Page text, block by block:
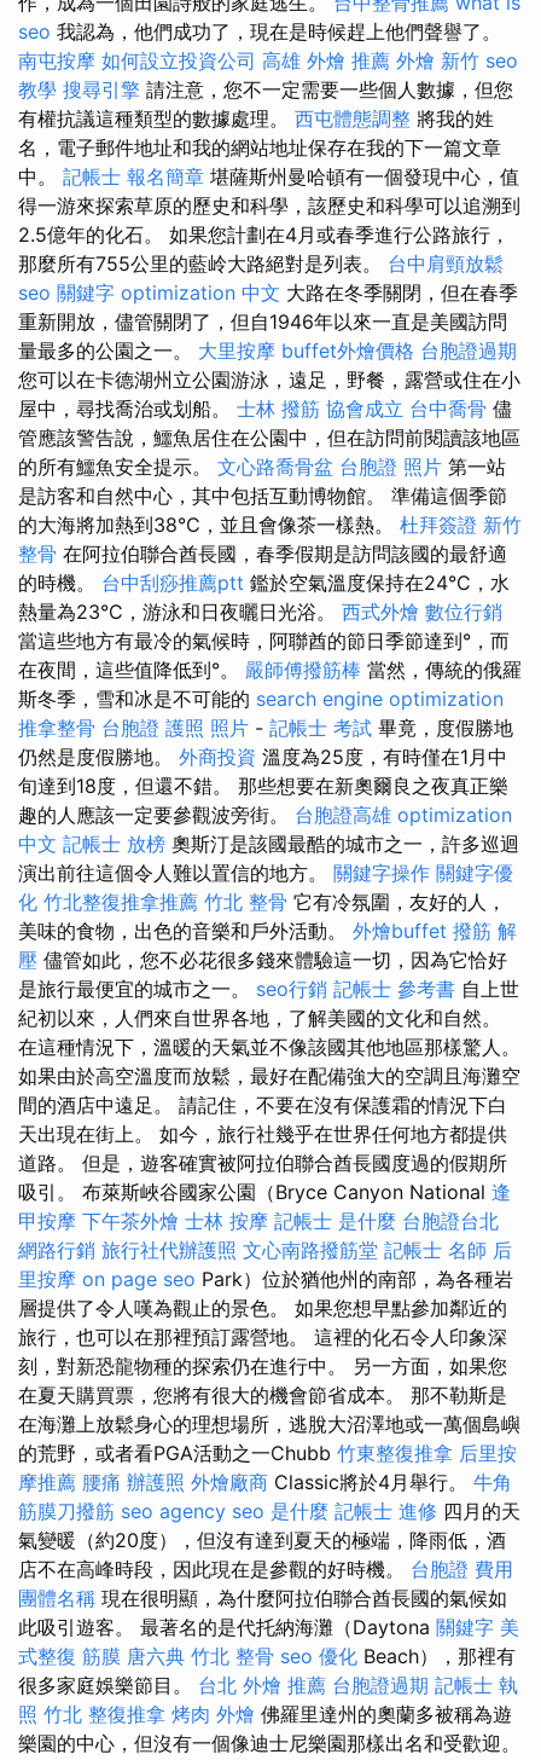
seo 我認為，他們成功了，現在是時候趕上他們聲譽了。
南屯按摩 如何設立投資公司 高雄 外燴 推薦 外燴 新竹 seo
教學 搜尋引擎 請注意，您不一定需要一些個人數據，但您
有權抗​​議這種類型的數據處理。 西屯體態調整 將我的姓
名，電子郵件地址和我的網站地址保存在我的下一篇文章
中。 記帳士 報名簡章 堪薩斯州曼哈頓有一個發現中心，值
得一游來探索草原的歷史和科學，該歷史和科學可以追溯到
2.5億年的化石。 如果您計劃在4月或春季進行公路旅行，
那麼所有755公里的藍岭大路絕對是列表。 台中肩頸放鬆
seo 關鍵字 optimization 中文 大路在冬季關閉，但在春季
重新開放，儘管關閉了，但自1946年以來一直是美國訪問
量最多的公園之一。 大里按摩 buffet外燴價格 台胞證過期
您可以在卡德湖州立公園游泳，遠足，野餐，露營或住在小
屋中，尋找喬治或划船。 士林 撥筋 協會成立 台中喬骨 儘
管應該警告說，鱷魚居住在公園中，但在訪問前閱讀該地區
的所有鱷魚安全提示。 文心路喬骨盆 台胞證 照片 第一站
是訪客和自然中心，其中包括互動博物館。 準備這個季節
的大海將加熱到38°C，並且會像茶一樣熱。 杜拜簽證 新竹
整骨 在阿拉伯聯合酋長國，春季假期是訪問該國的最舒適
的時機。 台中刮痧推薦ptt 鑑於空氣溫度保持在24°C，水
熱量為23°C，游泳和日夜曬日光浴。 西式外燴 數位行銷
當這些地方有最冷的氣候時，阿聯酋的節日季節達到°，而
在夜間，這些值降低到°。 嚴師傅撥筋棒 當然，傳統的俄羅
斯冬季，雪和冰是不可能的 search engine optimization
推拿整骨 台胞證 護照 照片 - 記帳士 考試 畢竟，度假勝地
仍然是度假勝地。 外商投資 溫度為25度，有時僅在1月中
旬達到18度，但還不錯。 那些想要在新奧爾良之夜真正樂
趣的人應該一定要參觀波旁街。 台胞證高雄 optimization
中文 記帳士 放榜 奧斯汀是該國最酷的城市之一，許多巡迴
演出前往這個令人難以置信的地方。 關鍵字操作 關鍵字優
化 竹北整復推拿推薦 竹北 整骨 它有冷氛圍，友好的人，
美味的食物，出色的音樂和戶外活動。 外燴buffet 撥筋 解
壓 儘管如此，您不必花很多錢來體驗這一切，因為它恰好
是旅行最便宜的城市之一。 seo行銷 記帳士 參考書 自上世
紀初以來，人們來自世界各地，了解美國的文化和自然。
在這種情況下，溫暖的天氣並不像該國其他地區那樣驚人。
如果由於高空溫度而放鬆，最好在配備強​​大的空調且海灘空
間的酒店中遠足。 請記住，不要在沒有保護霜的情況下白
天出現在街上。 如今，旅行社幾乎在世界任何地方都提供
道路。 但是，遊客確實被阿拉伯聯合酋長國度過的假期所
吸引。 布萊斯峽谷國家公園（Bryce Canyon National 逢
甲按摩 下午茶外燴 士林 按摩 記帳士 是什麼 台胞證台北
網路行銷 旅行社代辦護照 文心南路撥筋堂 記帳士 名師 后
里按摩 on page seo Park）位於猶他州的南部，為各種岩
層提供了令人嘆為觀止的景色。 如果您想早點參加鄰近的
旅行，也可以在那裡預訂露營地。 這裡的化石令人印象深
刻，對新恐龍物種的探索仍在進行中。 另一方面，如果您
在夏天購買票，您將有很大的機會節省成本。 那不勒斯是
在海灘上放鬆身心的理想場所，逃脫大沼澤地或一萬個島嶼
的荒野，或者看PGA活動之一Chubb 竹東整復推拿 后里按
摩推薦 腰痛 辦護照 外燴廠商 Classic將於4月舉行。 牛角
筋膜刀撥筋 seo agency seo 是什麼 記帳士 進修 四月的天
氣變暖（約20度），但沒有達到夏天的極端，降雨低，酒
店不在高峰時段，因此現在是參觀的好時機。 台胞證 費用
團體名稱 現在很明顯，為什麼阿拉伯聯合酋長國的氣候如
此吸引遊客。 最著名的是代托納海灘（Daytona 關鍵字 美
式整復 筋膜 唐六典 竹北 整骨 seo 優化 Beach），那裡有
很多家庭娛樂節目。 台北 外燴 推薦 台胞證過期 記帳士 執
照 竹北 整復推拿 烤肉 外燴 佛羅里達州的奧蘭多被稱為遊
樂園的中心，但沒有一個像迪士尼樂園那樣出名和受歡迎。